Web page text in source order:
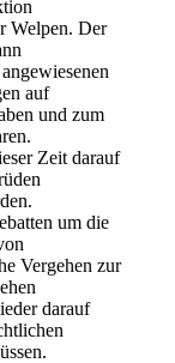
Welpen. Der
auf
und zum
Zeit darauf
um die
Vergehen zur
darauf